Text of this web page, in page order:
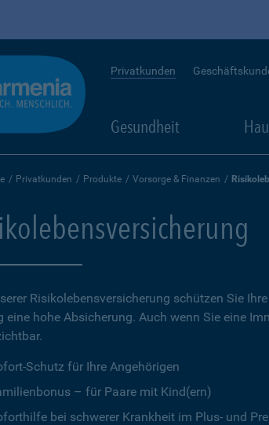
Privatkunden
Gesundheit
Privatkunden Produkte Vorsorge & Finanzen
Risikolebensversicherung schützen Sie
eine hohe Ab­sicherung. Auch wenn Sie eine
Schutz für Ihre Angehörigen
– für Paare mit Kind(ern)
bei schwerer Krankheit im Plus- und